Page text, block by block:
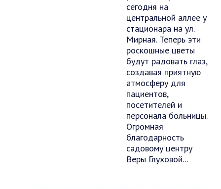
сегодня на
центральной аллее у
стационара на ул.
Мирная. Теперь эти
роскошные цветы
будут радовать глаз,
создавая приятную
атмосферу для
пациентов,
посетителей и
персонала больницы.
Огромная
благодарность
садовому центру
Веры Глуховой...